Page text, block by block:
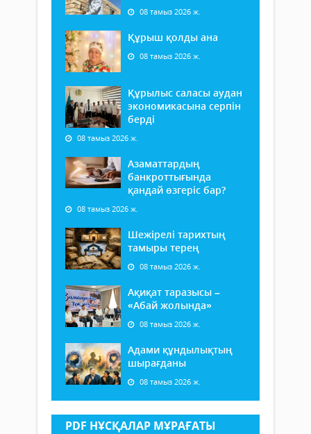
08 тамыз 2026 ж.
Құрыш қолды ана
08 тамыз 2026 ж.
Құрылыс саласы аудан
экономикасына серпін
берді
08 тамыз 2026 ж.
Азаматтардың
банкроттығында
қандай өзгеріс бар?
08 тамыз 2026 ж.
Шежірелі тарихтың
тамыры терең
08 тамыз 2026 ж.
Ақиқат таразысы –
«Абай жолында»
08 тамыз 2026 ж.
Адами құндылықтың
шырағданы
08 тамыз 2026 ж.
PDF НҰСҚАЛАР МҰРАҒАТЫ